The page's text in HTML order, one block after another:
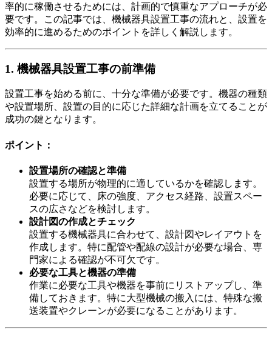
率的に稼働させるためには、計画的で慎重なアプローチが必
要です。この記事では、機械器具設置工事の流れと、設置を
効率的に進めるためのポイントを詳しく解説します。
1. 機械器具設置工事の前準備
設置工事を始める前に、十分な準備が必要です。機器の種類
や設置場所、設置の目的に応じた詳細な計画を立てることが
成功の鍵となります。
ポイント：
設置場所の確認と準備
設置する場所が物理的に適しているかを確認します。
必要に応じて、床の強度、アクセス経路、設置スペー
スの広さなどを検討します。
設計図の作成とチェック
設置する機械器具に合わせて、設計図やレイアウトを
作成します。特に配管や配線の設計が必要な場合、専
門家による確認が不可欠です。
必要な工具と機器の準備
作業に必要な工具や機器を事前にリストアップし、準
備しておきます。特に大型機械の搬入には、特殊な搬
送装置やクレーンが必要になることがあります。